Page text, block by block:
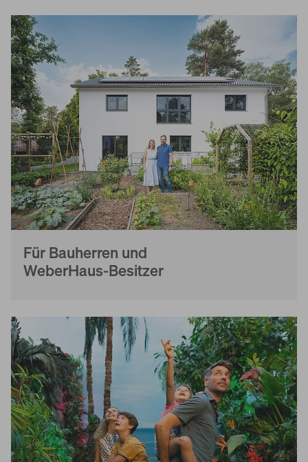
Für Bauherren und
WeberHaus-Besitzer